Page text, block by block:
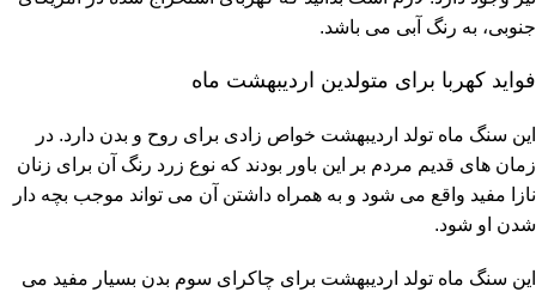
جنوبی، به رنگ آبی می باشد.
فواید کهربا برای متولدین اردیبهشت ماه
این سنگ ماه تولد اردیبهشت خواص زادی برای روح و بدن دارد. در
زمان های قدیم مردم بر این باور بودند که نوع زرد رنگ آن برای زنان
نازا مفید واقع می شود و به همراه داشتن آن می تواند موجب بچه دار
شدن او شود.
این سنگ ماه تولد اردیبهشت برای چاکرای سوم بدن بسیار مفید می